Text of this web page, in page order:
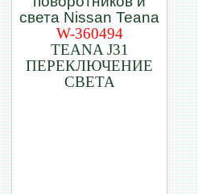
W-360494
TEANA J31
ПЕРЕКЛЮЧЕНИЕ
СВЕТА